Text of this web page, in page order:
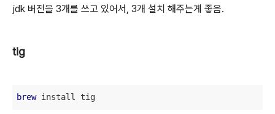
jdk 버전을 3개를 쓰고 있어서, 3개 설치 해주는게 좋음.
tig
brew install tig